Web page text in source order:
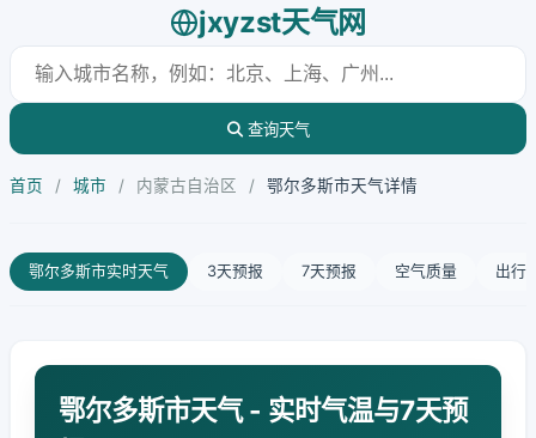
jxyzst天气网
查询天气
首页 / 城市 / 内蒙古自治区 / 鄂尔多斯市天气详情
鄂尔多斯市实时天气 3天预报 7天预报 空气质量 出行
鄂尔多斯市天气 - 实时气温与7天预